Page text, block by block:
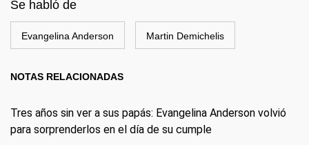
Se habló de
Evangelina Anderson Martin Demichelis
NOTAS RELACIONADAS
Tres años sin ver a sus papás: Evangelina Anderson volvió
para sorprenderlos en el día de su cumple